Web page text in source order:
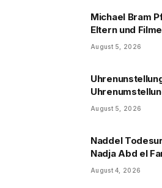
Michael Bram
Eltern und Filme
August 5, 2026
August 5, 2026
Naddel
Nadja Abd el
August 4, 2026